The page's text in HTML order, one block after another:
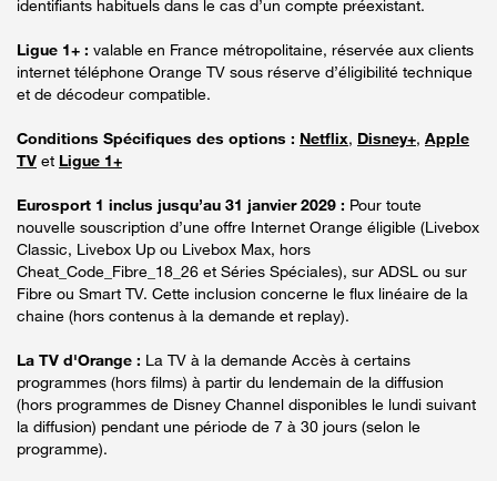
identifiants habituels dans le cas d’un compte préexistant.
Ligue 1+ : valable en France métropolitaine, réservée aux clients
internet téléphone Orange TV sous réserve d’éligibilité technique
et de décodeur compatible.
Conditions Spécifiques des options : Netflix, Disney+, Apple
TV et Ligue 1+
Eurosport 1 inclus jusqu’au 31 janvier 2029 : Pour toute
nouvelle souscription d’une offre Internet Orange éligible (Livebox
Classic, Livebox Up ou Livebox Max, hors
Cheat_Code_Fibre_18_26 et Séries Spéciales), sur ADSL ou sur
Fibre ou Smart TV. Cette inclusion concerne le flux linéaire de la
chaine (hors contenus à la demande et replay).
La TV d'Orange : La TV à la demande Accès à certains
programmes (hors films) à partir du lendemain de la diffusion
(hors programmes de Disney Channel disponibles le lundi suivant
la diffusion) pendant une période de 7 à 30 jours (selon le
programme).